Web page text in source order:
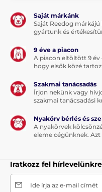
Közepes testű
Nagytestű
Saját márkánk
Saját Reedog
gyártunk és
9 éve a piacon
A piacon eltöltött 9 év
hogy elsők közé
Szakmai tanácsadás
Írjon nekünk vagy
szakmai tanácsadási
Nyakörv bérlés és
A nyakörvek
eleme cégünknek.
Iratkozz fel hírlevelünkre
Ide írja az e-mail címét